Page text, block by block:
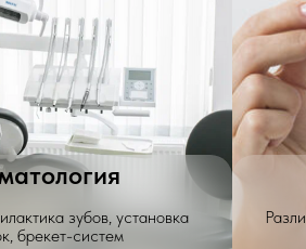
зубов, установка
брекет-систем